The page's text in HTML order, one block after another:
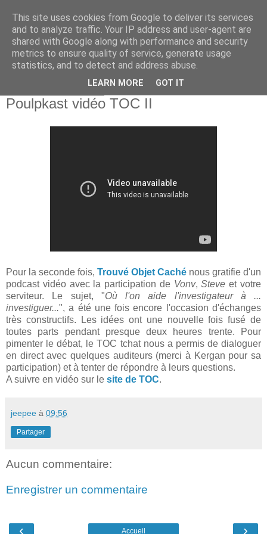
Poulpkast vidéo TOC II
Pour la seconde fois, Trouvé Objet Caché nous gratifie d'un
podcast vidéo avec la participation de Vonv,Steveet votre
serviteur. Le sujet, "Où l'on aide l'investigateur à ...
investiguer...", a été une fois encore l'occasion d'échanges
très constructifs. Les idées ont une nouvelle fois fusé de
toutes parts pendant presque deux heures trente. Pour
pimenter le débat, le TOC tchat nous a permis de dialoguer
en direct avec quelques auditeurs (merci à Kergan pour sa
participation) et à tenter de répondre à leurs questions.
A suivre en vidéo sur le site de TOC.
jeepee à 09:56
Partager
Aucun commentaire:
Enregistrer un commentaire
‹ ›
Accueil
This site uses cookies from Google to deliver its services
and to analyze traffic. Your IP address and user-agent are
shared with Google along with performance and security
metrics to ensure quality of service, generate usage
statistics, and to detect and address abuse.
LEARN MORE GOT IT